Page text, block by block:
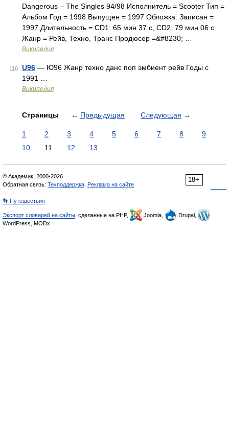
Dangerous – The Singles 94/98 Исполнитель = Scooter Тип =
Альбом Год = 1998 Выпущен = 1997 Обложка: Записан =
1997 Длительность = CD1: 65 мин 37 с, CD2: 79 мин 06 с
Жанр = Рейв, Техно, Транс Продюсер =&#8230; …
Википедия
110 U96 — Ю96 Жанр техно данс поп эмбиент рейв Годы c
1991 …
Википедия
Страницы ← Предыдущая Следующая →
1 2 3 4 5 6 7 8
9
10
11 12 13
18+
© Академик, 2000-2026
Обратная связь: Техподдержка Реклама на сайте
👣 Путешествия
Экспорт словарей на сайты , сделанные на PHP, Joomla,
Drupal,
WordPress, MODx.